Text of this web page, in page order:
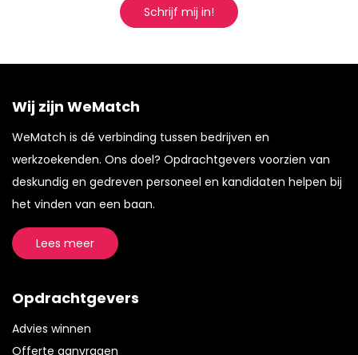
Schrijf mij in!
Wij zijn WeMatch
WeMatch is dé verbinding tussen bedrijven en
werkzoekenden. Ons doel? Opdrachtgevers voorzien van
deskundig en gedreven personeel en kandidaten helpen bij
het vinden van een baan.
Lees meer
Opdrachtgevers
Advies winnen
Offerte aanvragen